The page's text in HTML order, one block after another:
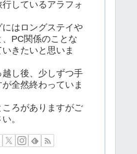
行しているアラフォ
にはロングステイや
PC関係のことな
いきたいと思いま
越し後、少しずつ手
全然終わっていま
ころがありますがご
。